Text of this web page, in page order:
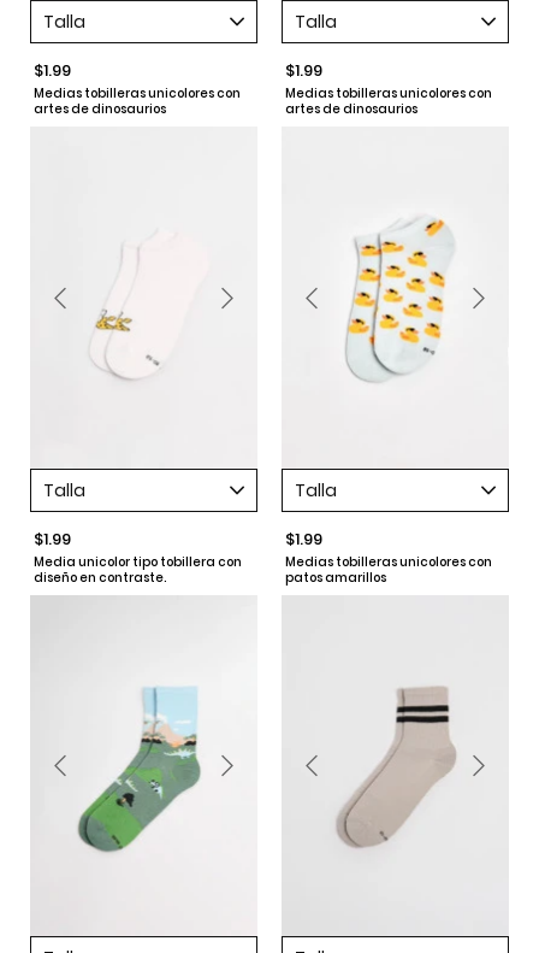
Talla
$1.99
Medias tobilleras unicolores con
artes de dinosaurios
Talla
$1.99
Medias tobilleras unicolores con
artes de dinosaurios
Talla
$1.99
Media unicolor tipo tobillera con
diseño en contraste.
Talla
$1.99
Medias tobilleras unicolores con
patos amarillos